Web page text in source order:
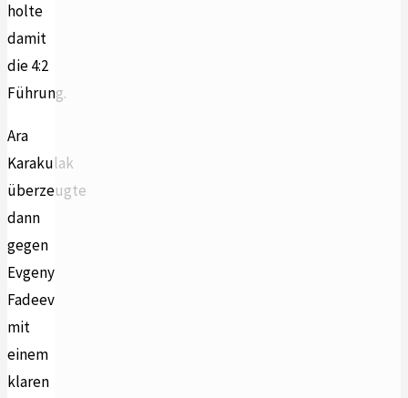
holte
damit
die 4:2
Führung.
Ara
Karakulak
überzeugte
dann
gegen
Evgeny
Fadeev
mit
einem
klaren